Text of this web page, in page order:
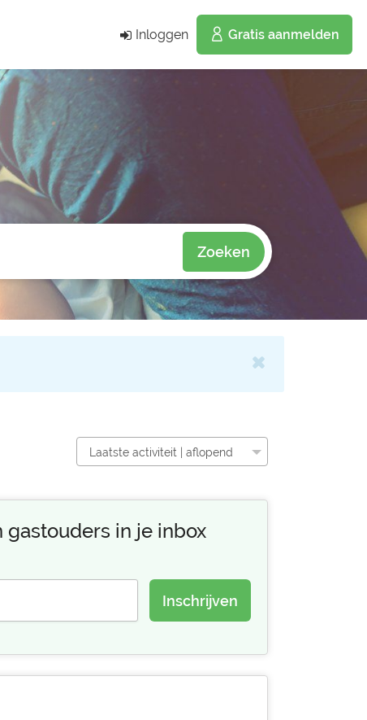
Inloggen Gratis aanmelden
Zoeken
Laatste activiteit | aflopend
in je inbox
Inschrijven